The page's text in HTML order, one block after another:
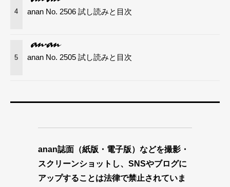
4 anan No. 2506 試し読みと目次
5 anan No. 2505 試し読みと目次
anan誌面（紙版・電子版）などを撮影・
スクリーンショットし、SNSやブログに
アップすることは法律で禁止されていま